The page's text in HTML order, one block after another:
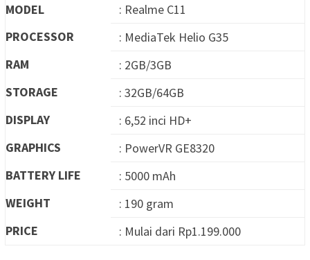
MODEL
: Realme C11
PROCESSOR
: MediaTek Helio G35
RAM
: 2GB/3GB
STORAGE
: 32GB/64GB
DISPLAY
: 6,52 inci HD+
GRAPHICS
: PowerVR GE8320
BATTERY LIFE
: 5000 mAh
WEIGHT
: 190 gram
PRICE
: Mulai dari Rp1.199.000